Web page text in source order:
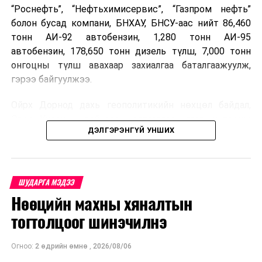
“Роснефть”, “Нефтьхимисервис”, “Газпром нефть”
болон бусад компани, БНХАУ, БНСУ-аас нийт 86,460
тонн АИ-92 автобензин, 1,280 тонн АИ-95
автобензин, 178,650 тонн дизель түлш, 7,000 тонн
онгоцны түлш авахаар захиалгаа баталгаажуулж,
гэрээ байгуулжээ.
Орос, Украины дайнаас шалтгаалсан газрын тосны
үнийн өсөлт дэлхийн зах зээлд буураагүй байна.
дахин өсөж, ОХУ болон бусад эх үүсвэрээс худалдан
авах шатахууны үнэ 1,200-2,000 ам.долларт хүрчээ.
Иймд дотоодын зах зээл дэх үнийн өсөлтийг
сааруулахын тулд гаалийн болон онцгой албан
татварыг тэглэх шаардлага үүссэнийг салбарын сайд
танилцуулсан байна.
ДЭЛГЭРЭНГҮЙ УНШИХ
ШУДАРГА МЭДЭЭ
Нөөцийн махны хяналтын
тогтолцоог шинэчилнэ
Огноо: 2 өдрийн өмнө , 2026/08/06